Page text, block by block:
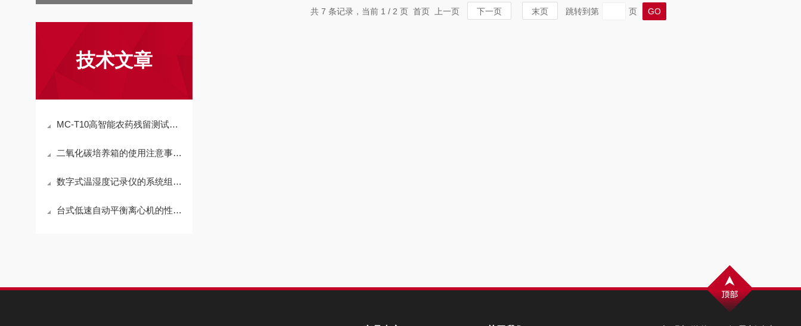
技术文章
MC-T10高智能农药残留测试仪产品资料
二氧化碳培养箱的使用注意事项：
数字式温湿度记录仪的系统组成和产品特性
台式低速自动平衡离心机的性能和使用注意事项
共 7 条记录，当前 1 / 2 页 首页 上一页 下一页 末页 跳转到第 页